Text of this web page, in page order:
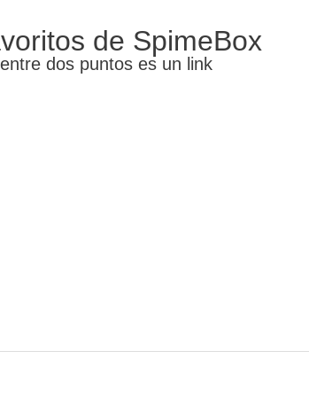
de SpimeBox
dos puntos es un link